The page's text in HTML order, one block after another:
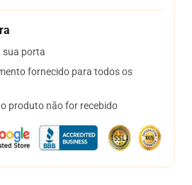
sua porta
fornecido para todos os
produto não for recebido